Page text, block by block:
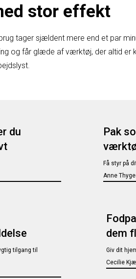
stor effekt
tager sjældent mere end et par
og får glæde af værktøj, der altid er
du
Pak
Få styr på
Anne
tilgang til
dem
Giv dit
Cecilie